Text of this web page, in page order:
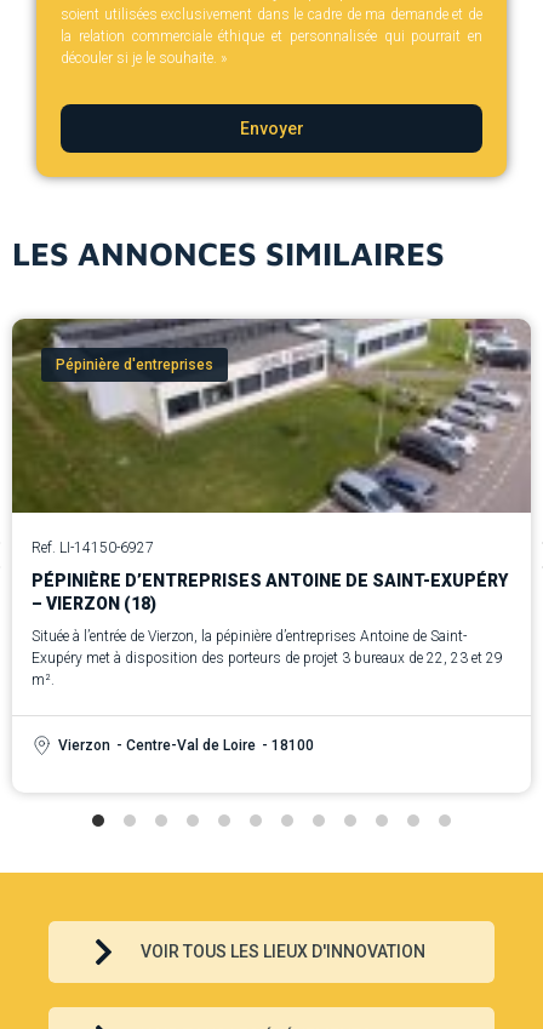
soient utilisées exclusivement dans le cadre de ma demande et de
la relation commerciale éthique et personnalisée qui pourrait en
découler si je le souhaite. »
Envoyer
LES ANNONCES SIMILAIRES
Pépinière d'entreprises
Ref. LI-14150-6927
PÉPINIÈRE D’ENTREPRISES ANTOINE DE SAINT-EXUPÉRY
– VIERZON (18)
Située à l’entrée de Vierzon, la pépinière d’entreprises Antoine de Saint-
Exupéry met à disposition des porteurs de projet 3 bureaux de 22, 23 et 29
m².
Vierzon - Centre-Val de Loire - 18100
VOIR TOUS LES LIEUX D'INNOVATION